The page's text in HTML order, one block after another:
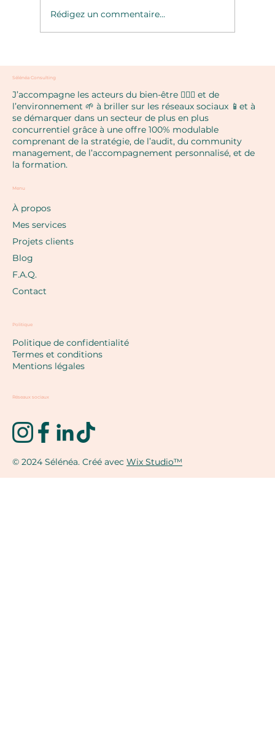
Le pouvoir des couleurs sur les
Rédigez un commentaire...
Sélénéa Consulting
J’accompagne les acteurs du bien-être 🧘🏼‍♀️ et de
l’environnement 🌱 à briller sur les réseaux sociaux 📱et à
se démarquer dans un secteur de plus en plus
concurrentiel grâce à une offre 100% modulable
comprenant de la stratégie, de l’audit, du community
management, de l’accompagnement personnalisé, et de
la formation.
Menu
À propos
Mes services
Projets clients
Blog
F.A.Q.
Contact
Politique
Politique de confidentialité
Termes et conditions
Mentions légales
Réseaux sociaux
© 2024 Sélénéa. Créé avec Wix Studio™